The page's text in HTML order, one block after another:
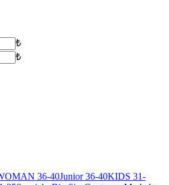
₺
₺
36-40Junior 36-40KIDS 31-